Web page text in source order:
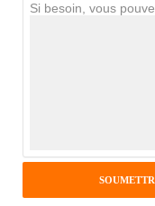
Si besoin, vous